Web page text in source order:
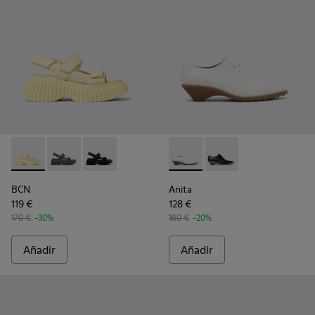
BCN - K201511-011 - Sandalias de piel amarillas para mujer.
BCN - K201511-012 - Sandalias de piel verdes para
BCN - K201511-005 - Sandalias de piel negras
BCN
119 €
170 € -30%
Añadir
Anita - K201899-002 -
Anita - K201899-001
Anita
128 €
160 € -20%
Añadir